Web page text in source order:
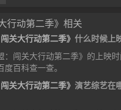
行动第二季》相关
关大行动第二季》 什么时候上
：闯关大行动第二季》的上映时
百科查一查。
关大行动第二季》 演艺综艺在